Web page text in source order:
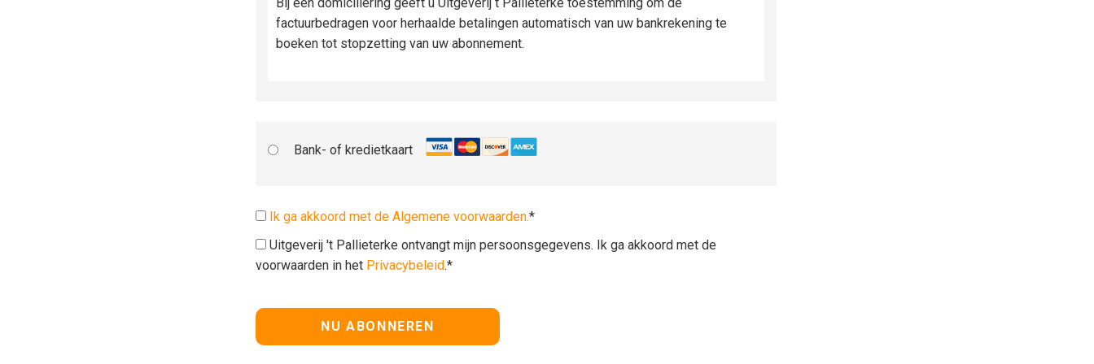
factuurbedragen voor herhaalde betalingen automatisch van uw bankrekening te
boeken tot stopzetting van uw abonnement.
Bank- of kredietkaart
Ik ga akkoord met de Algemene voorwaarden.*
Uitgeverij 't Pallieterke ontvangt mijn persoonsgegevens. Ik ga akkoord met de
voorwaarden in het Privacybeleid.*
Geen waarde